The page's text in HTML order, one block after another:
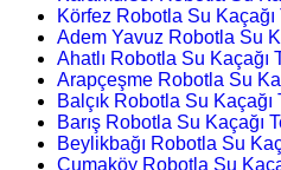
Körfez Robotla Su Kaçağı
Adem Yavuz Robotla Su
Ahatlı Robotla Su Kaçağı
Arapçeşme Robotla Su
Balçık Robotla Su Kaçağı
Barış Robotla Su Kaçağı
Beylikbağı Robotla Su
Cumaköy Robotla Su